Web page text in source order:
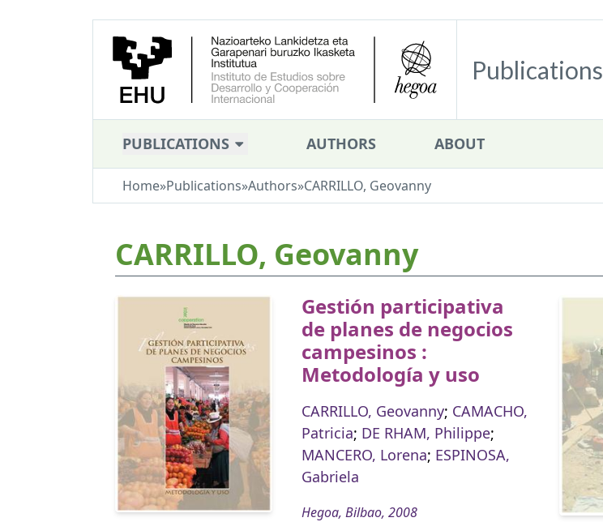
Publications
PUBLICATIONS AUTHORS ABOUT
Home»Publications»Authors»CARRILLO, Geovanny
CARRILLO, Geovanny
Gestión participativa
de planes de negocios
campesinos :
Metodología y uso
CARRILLO, Geovanny; CAMACHO,
Patricia; DE RHAM, Philippe;
MANCERO, Lorena; ESPINOSA,
Gabriela
Hegoa, Bilbao, 2008